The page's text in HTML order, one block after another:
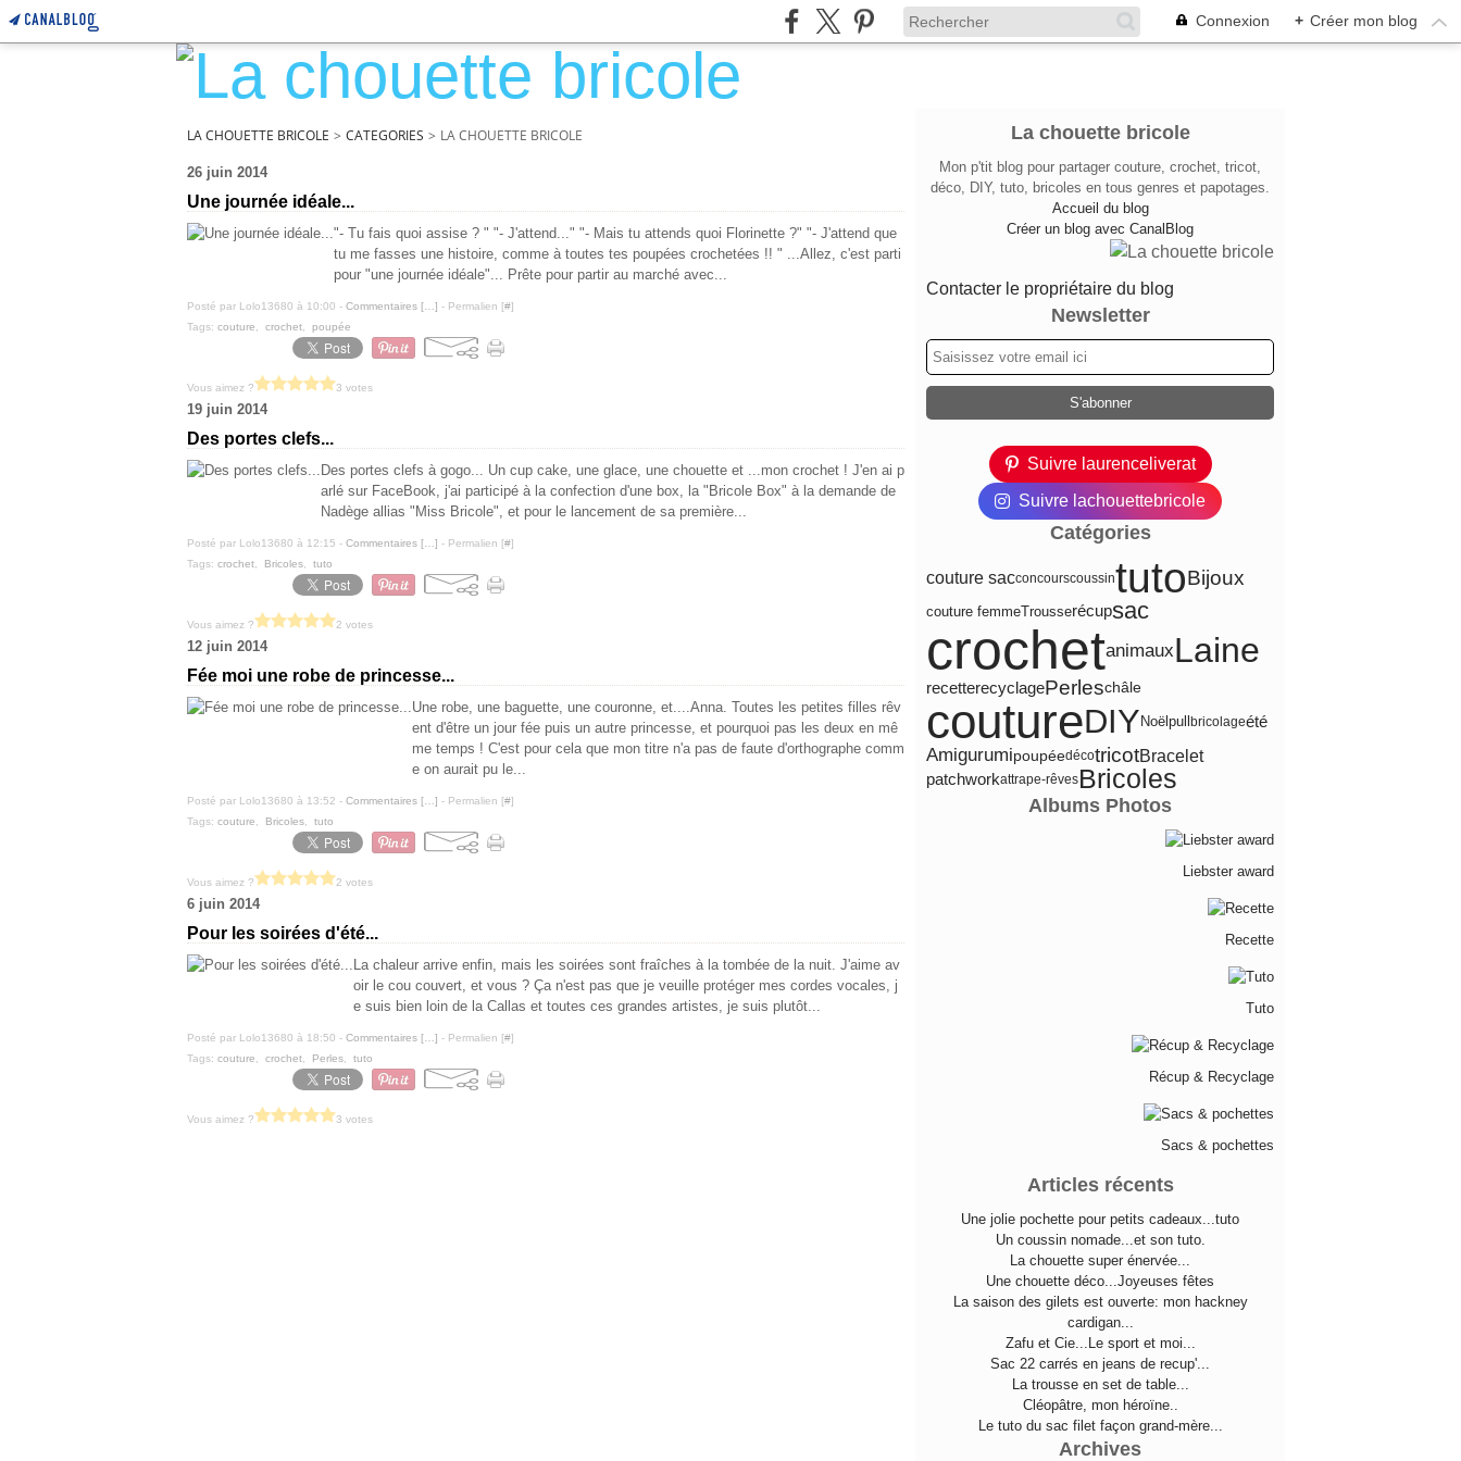
Connexion + Créer mon blog
LA CHOUETTE BRICOLE > CATEGORIES > LA CHOUETTE BRICOLE
26 juin 2014
Une journée idéale...
"- Tu fais quoi assise ? " "- J'attend..." "- Mais tu attends quoi Florinette ?" "- J'attend que
tu me fasses une histoire, comme à toutes tes poupées crochetées !! " ...Allez, c'est parti
pour "une journée idéale"... Prête pour partir au marché avec...
Posté par Lolo13680 à 10:00 - Commentaires [ ] - Permalien [#]
Tags: couture crochet poupée
Vous aimez ? 3 votes
19 juin 2014
Des portes clefs...
Des portes clefs à gogo... Un cup cake, une glace, une chouette et ...mon crochet ! J'en ai p
arlé sur FaceBook, j'ai participé à la confection d'une box, la "Bricole Box" à la demande de
Nadège allias "Miss Bricole", et pour le lancement de sa première...
Posté par Lolo13680 à 12:15 - Commentaires [ ] - Permalien [#]
Tags: crochet Bricoles tuto
Vous aimez ? 2 votes
12 juin 2014
Fée moi une robe de princesse...
Une robe, une baguette, une couronne, et....Anna. Toutes les petites filles rêv
ent d'être un jour fée puis un autre princesse, et pourquoi pas les deux en mê
me temps ! C'est pour cela que mon titre n'a pas de faute d'orthographe comm
e on aurait pu le...
Posté par Lolo13680 à 13:52 - Commentaires [ ] - Permalien [#]
Tags: couture Bricoles tuto
Vous aimez ? 2 votes
6 juin 2014
Pour les soirées d'été...
La chaleur arrive enfin, mais les soirées sont fraîches à la tombée de la nuit. J'aime av
oir le cou couvert, et vous ? Ça n'est pas que je veuille protéger mes cordes vocales, j
e suis bien loin de la Callas et toutes ces grandes artistes, je suis plutôt...
Posté par Lolo13680 à 18:50 - Commentaires [ ] - Permalien [#]
Tags: couture crochet Perles tuto
Vous aimez ? 3 votes
La chouette bricole
Mon p'tit blog pour partager couture, crochet, tricot,
déco, DIY, tuto, bricoles en tous genres et papotages.
Accueil du blog
Créer un blog avec CanalBlog
Contacter le propriétaire du blog
Newsletter
Suivre laurenceliverat
Suivre lachouettebricole
Catégories
couture sacconcourscoussintutoBijoux
couture femmeTrousserécupsac
crochetanimauxLaine
recetterecyclagePerleschâle
coutureDIY Noël pullbricolageété
AmigurumipoupéedécotricotBracelet
patchworkattrape-rêvesBricoles
Albums Photos
Liebster award
Recette
Tuto
Récup & Recyclage
Sacs & pochettes
Articles récents
Une jolie pochette pour petits cadeaux...tuto
Un coussin nomade...et son tuto.
La chouette super énervée...
Une chouette déco...Joyeuses fêtes
La saison des gilets est ouverte: mon hackney
cardigan...
Zafu et Cie...Le sport et moi...
Sac 22 carrés en jeans de recup'...
La trousse en set de table...
Cléopâtre, mon héroïne..
Le tuto du sac filet façon grand-mère...
Archives